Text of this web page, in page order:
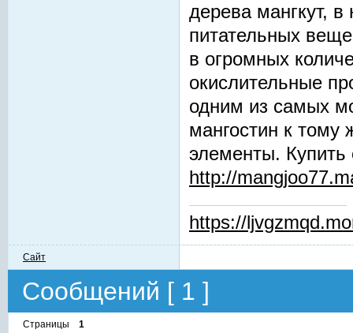
дерева мангкут, в
питательных
в огромных
окислительные
одним из самых
мангостин к тому
элементы. Купить
http://
https://
Сайт
Сообщений [ 1 ]
Страницы 1